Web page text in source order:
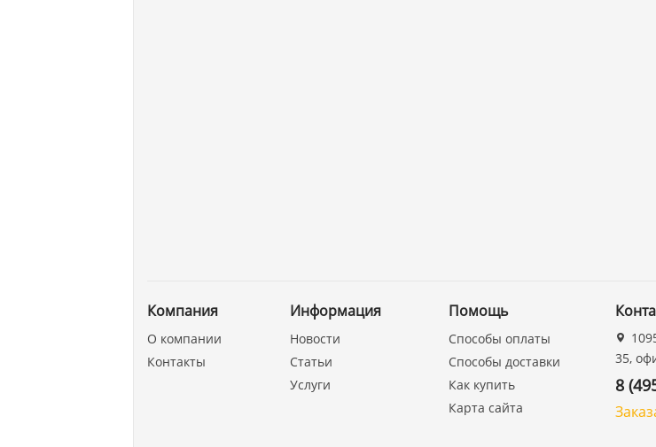
Компания
О компании
Контакты
Информация
Новости
Статьи
Услуги
Помощь
Способы оплаты
Способы доставки
Как купить
Карта сайта
35,
8